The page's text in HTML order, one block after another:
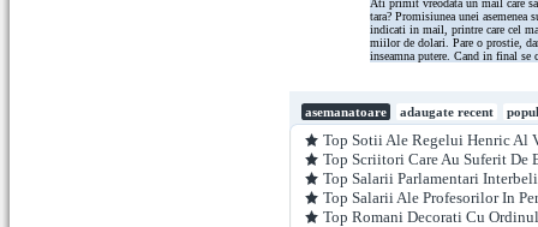
Ati primit vreodata un mail care
tara? Promisiunea unei
indicati in mail, printre care cel
miilor de dolari. Pare o prostie,
inseamna putere. Cand in final se
asemanatoare adaugate recent
Top Sotii Ale Regelui Henric Al
Top Scriitori Care Au Suferit De
Top Salarii Parlamentari
Top Salarii Ale Profesorilor In
Top Romani Decorati Cu